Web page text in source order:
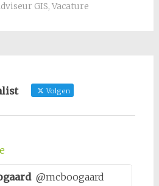
GIS, Vacature
Volgen
@mcboogaard